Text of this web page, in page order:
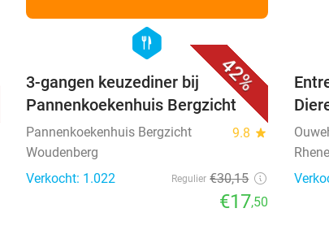
42%
favorite_border
hexagon
food
3-gangen keuzediner bij
Pannenkoekenhuis Bergzicht
Pannenkoekenhuis Bergzicht 9.8 star
Woudenberg
Verkocht: 1.022
Regulier €30,15
€17,50